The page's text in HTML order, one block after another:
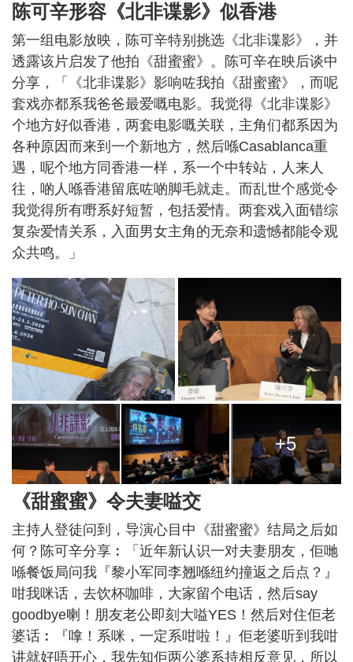
陈可辛形容《北非谍影》似香港
第一组电影放映，陈可辛特别挑选《北非谍影》，并
透露该片启发了他拍《甜蜜蜜》。陈可辛在映后谈中
分享，「《北非谍影》影响咗我拍《甜蜜蜜》，而呢
套戏亦都系我爸爸最爱嘅电影。我觉得《北非谍影》
个地方好似香港，两套电影嘅关联，主角们都系因为
各种原因而来到一个新地方，然后喺Casablanca重
遇，呢个地方同香港一样，系一个中转站，人来人
往，啲人喺香港留底咗啲脚毛就走。而乱世个感觉令
我觉得所有嘢系好短暂，包括爱情。两套戏入面错综
复杂爱情关系，入面男女主角的无奈和遗憾都能令观
众共鸣。」
+5
《甜蜜蜜》令夫妻嗌交
主持人登徒问到，导演心目中《甜蜜蜜》结局之后如
何？陈可辛分享︰「近年新认识一对夫妻朋友，佢哋
喺餐饭局问我『黎小军同李翘喺纽约撞返之后点？』
咁我咪话，去饮杯咖啡，大家留个电话，然后say
goodbye喇！朋友老公即刻大嗌YES！然后对住佢老
婆话︰『嗱！系咪，一定系咁啦！』佢老婆听到我咁
讲就好唔开心，我先知佢两公婆系持相反意见，所以